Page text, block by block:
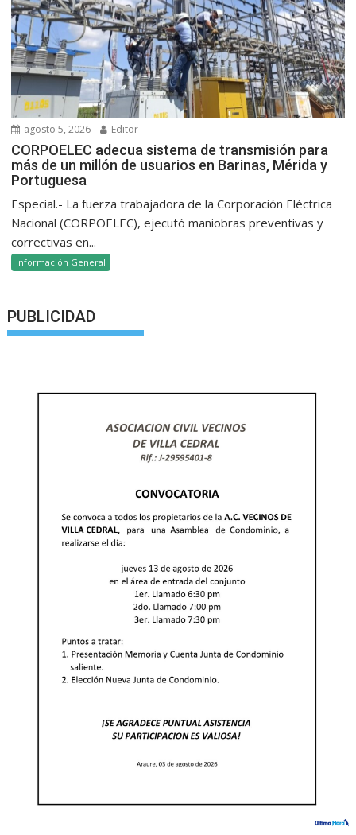
agosto 5, 2026 Editor
CORPOELEC adecua sistema de transmisión para
más de un millón de usuarios en Barinas, Mérida y
Portuguesa
Especial.- La fuerza trabajadora de la Corporación Eléctrica
Nacional (CORPOELEC), ejecutó maniobras preventivas y
correctivas en...
Información General
PUBLICIDAD